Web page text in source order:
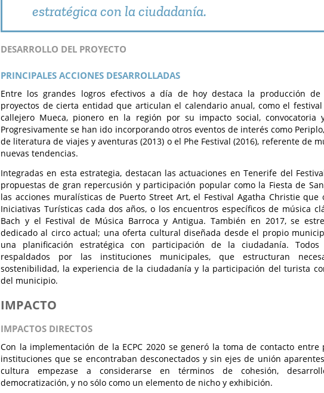
estratégica con la ciudadanía.
DESARROLLO DEL PROYECTO
PRINCIPALES ACCIONES DESARROLLADAS
Entre los grandes logros efectivos a día de hoy destaca la producción
proyectos de cierta entidad que articulan el calendario anual, como el
callejero Mueca, pionero en la región por su impacto social, convocatoria
Progresivamente se han ido incorporando otros eventos de interés como
de literatura de viajes y aventuras (2013) o el Phe Festival (2016), referente de
nuevas tendencias.
Integradas en esta estrategia, destacan las actuaciones en Tenerife del
propuestas de gran repercusión y participación popular como la Fiesta de
las acciones muralísticas de Puerto Street Art, el Festival Agatha Christie que
Iniciativas Turísticas cada dos años, o los encuentros específicos de música
Bach y el Festival de Música Barroca y Antigua. También en 2017, se
dedicado al circo actual; una oferta cultural diseñada desde el propio
una planificación estratégica con participación de la ciudadanía. Todos
respaldados por las instituciones municipales, que estructuran
sostenibilidad, la experiencia de la ciudadanía y la participación del turista
del municipio.
IMPACTO
IMPACTOS DIRECTOS
Con la implementación de la ECPC 2020 se generó la toma de contacto entre
instituciones que se encontraban desconectados y sin ejes de unión
cultura empezase a considerarse en términos de cohesión,
democratización, y no sólo como un elemento de nicho y exhibición.